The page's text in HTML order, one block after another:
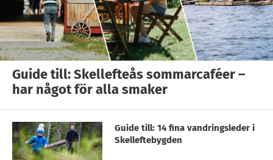
Guide till: Skellefteås sommarcaféer –
har något för alla smaker
Guide till: 14 fina vandringsleder i
Skelleftebygden